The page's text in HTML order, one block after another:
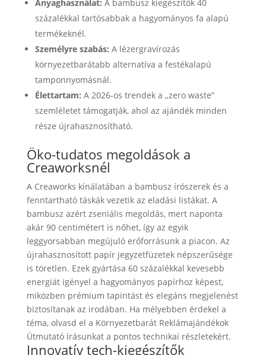
Anyaghasználat: A bambusz kiegészítők 40
százalékkal tartósabbak a hagyományos fa alapú
termékeknél.
Személyre szabás: A lézergravírozás
környezetbarátabb alternatíva a festékalapú
tamponnyomásnál.
Élettartam: A 2026-os trendek a „zero waste”
szemléletet támogatják, ahol az ajándék minden
része újrahasznosítható.
Öko-tudatos megoldások a
Creaworksnél
A Creaworks kínálatában a bambusz írószerek és a
fenntartható táskák vezetik az eladási listákat. A
bambusz azért zseniális megoldás, mert naponta
akár 90 centimétert is nőhet, így az egyik
leggyorsabban megújuló erőforrásunk a piacon. Az
újrahasznosított papír jegyzetfüzetek népszerűsége
is töretlen. Ezek gyártása 60 százalékkal kevesebb
energiát igényel a hagyományos papírhoz képest,
miközben prémium tapintást és elegáns megjelenést
biztosítanak az irodában. Ha mélyebben érdekel a
téma, olvasd el a Környezetbarát Reklámajándékok
Útmutató írásunkat a pontos technikai részletekért.
Innovatív tech-kiegészítők